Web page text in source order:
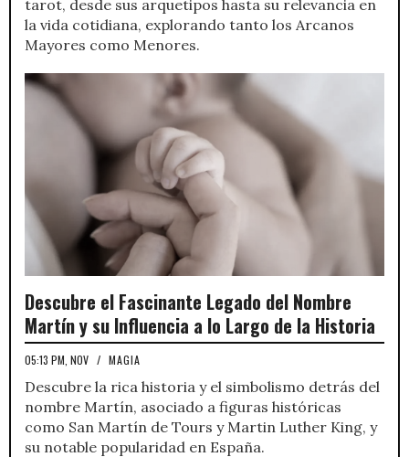
tarot, desde sus arquetipos hasta su relevancia en
la vida cotidiana, explorando tanto los Arcanos
Mayores como Menores.
Descubre el Fascinante Legado del Nombre
Martín y su Influencia a lo Largo de la Historia
05:13 PM, NOV / MAGIA
Descubre la rica historia y el simbolismo detrás del
nombre Martín, asociado a figuras históricas
como San Martín de Tours y Martin Luther King, y
su notable popularidad en España.